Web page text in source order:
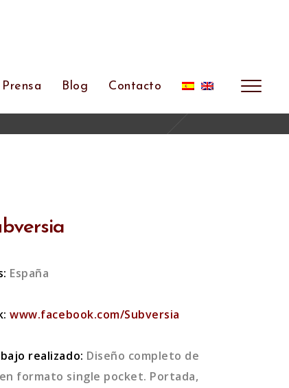
Prensa Blog Contacto
España
www.facebook.com/Subversia
realizado: Diseño completo de
en formato single pocket. Portada,